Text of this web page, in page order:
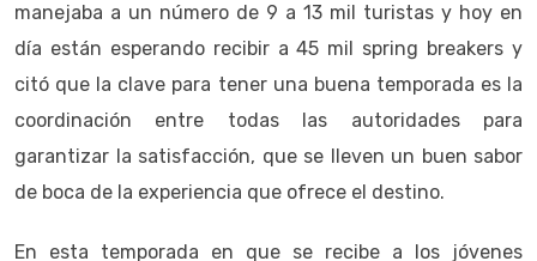
manejaba a un número de 9 a 13 mil turistas y hoy en
día están esperando recibir a 45 mil spring breakers y
citó que la clave para tener una buena temporada es la
coordinación entre todas las autoridades para
garantizar la satisfacción, que se lleven un buen sabor
de boca de la experiencia que ofrece el destino.
En esta temporada en que se recibe a los jóvenes